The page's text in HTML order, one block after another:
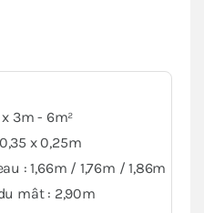
3m - 6m²
x 0,25m
: 1,66m / 1,76m / 1,86m
mât : 2,90m